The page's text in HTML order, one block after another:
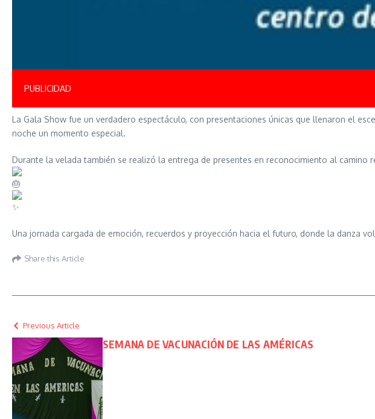
PUBLICIDAD
La Gala Show fue un verdadero espectáculo, con presentaciones únicas que llenaron el
noche un momento especial.
Durante la velada también se realizó la entrega de presentes en reconocimiento al
Una jornada cargada de emoción, recuerdos y proyección hacia el futuro, donde la danza
Share this Article
Previous Article
SEMANA DE VACUNACIÓN DE LAS AMÉRICAS